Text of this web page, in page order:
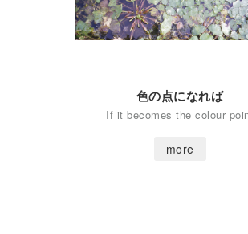
色の点になれば
If it becomes the colour